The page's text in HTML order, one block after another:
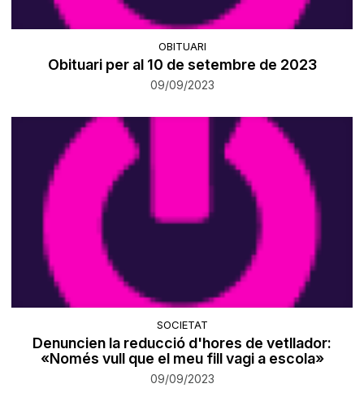
OBITUARI
Obituari per al 10 de setembre de 2023
09/09/2023
SOCIETAT
Denuncien la reducció d'hores de vetllador:
«Només vull que el meu fill vagi a escola»
09/09/2023